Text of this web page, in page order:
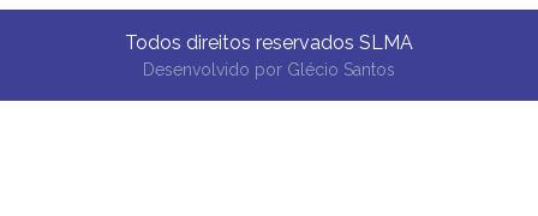
Todos direitos reservados SLMA
Desenvolvido por Glécio Santos